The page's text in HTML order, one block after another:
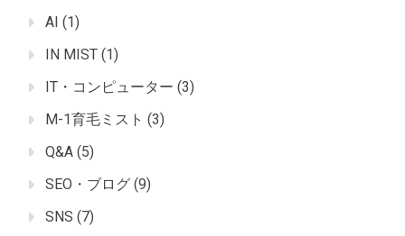
AI (1)
IN MIST (1)
IT・コンピューター (3)
M-1育毛ミスト (3)
Q&A (5)
SEO・ブログ (9)
SNS (7)